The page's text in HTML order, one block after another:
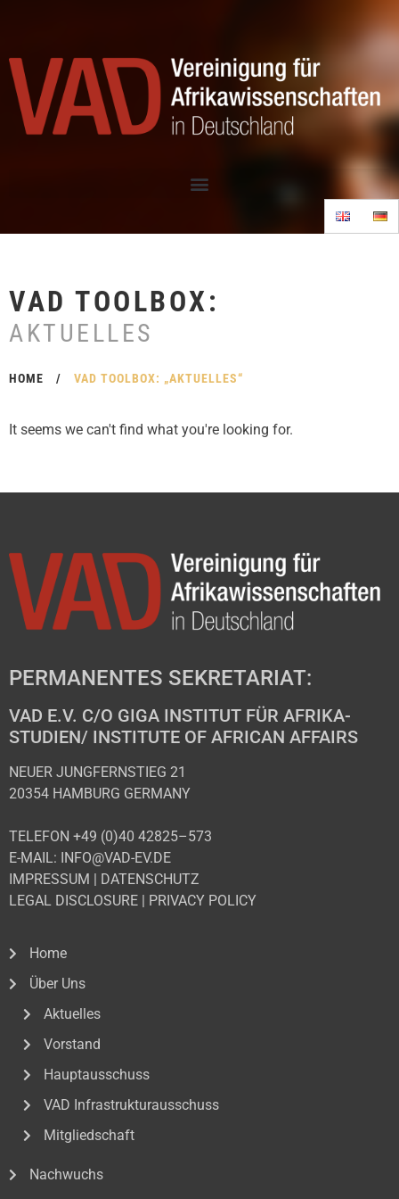
VAD TOOLBOX:
AKTUELLES
HOME / VAD TOOLBOX: „AKTUELLES“
It seems we can't find what you're looking for.
PERMANENTES SEKRETARIAT:
VAD E.V. C/O GIGA INSTITUT FÜR AFRIKA-
STUDIEN/ INSTITUTE OF AFRICAN AFFAIRS
NEUER JUNGFERNSTIEG 21
20354 HAMBURG GERMANY
TELEFON +49 (0)40 42825–573
E-MAIL: INFO@VAD-EV.DE
IMPRESSUM
DATENSCHUTZ
LEGAL DISCLOSURE
PRIVACY POLICY
Home
Über Uns
Aktuelles
Vorstand
Hauptausschuss
VAD Infrastrukturausschuss
Mitgliedschaft
Nachwuchs